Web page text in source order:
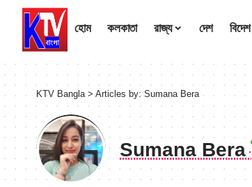
হোম কলকাতা রাজ্য দেশ বিদেশ
KTV Bangla> Articles by: Sumana Bera
Sumana Bera